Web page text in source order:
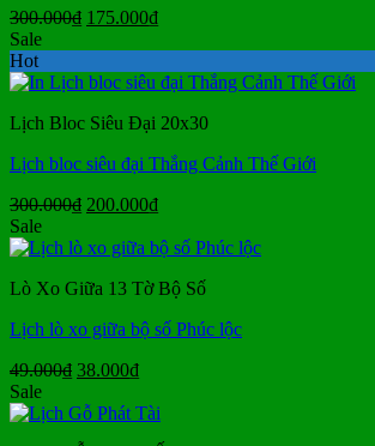
300.000₫ Giá
300.000₫.
175.000₫Giá
là:
Sale
Hot
Lịch Bloc Siêu Đại 20x30
Lịch bloc siêu đại Thắng Cảnh Thế Giới
300.000₫ Giá
là:
200.000₫Giá
tại
200.000₫.
Sale
Lò Xo Giữa 13 Tờ Bộ Số
Lịch lò xo giữa bộ số Phúc lộc
49.000₫ Giá
là:
38.000₫Giá
tại
Sale